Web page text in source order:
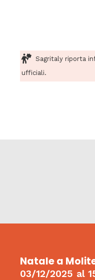
Sagritaly riporta
ufficiali.
Natale a
03/12/2025 al